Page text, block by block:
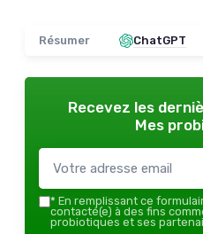
Résumer ChatGPT
Recevez les
Mes
* En remplissant ce
contacté(e) à des fins
probiotiques et ses